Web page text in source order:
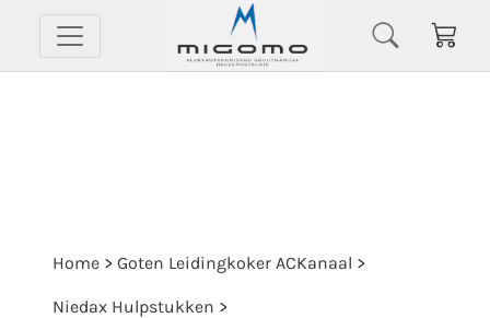
Home > Goten Leidingkoker ACKanaal >
Niedax Hulpstukken >